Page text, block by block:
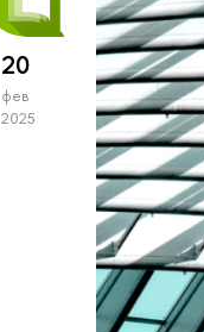
20
фев
2025